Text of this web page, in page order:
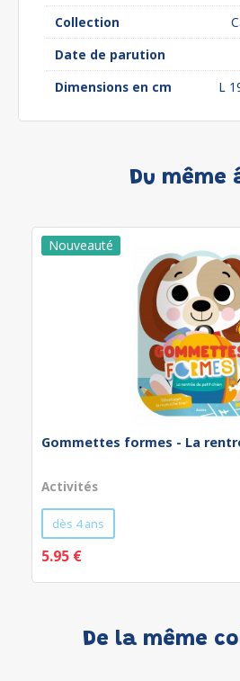
Collection
Date de parution
Dimensions en cm
L
Du même
Gommettes formes - La
Activités
dès 4 ans
5.95 €
De la même